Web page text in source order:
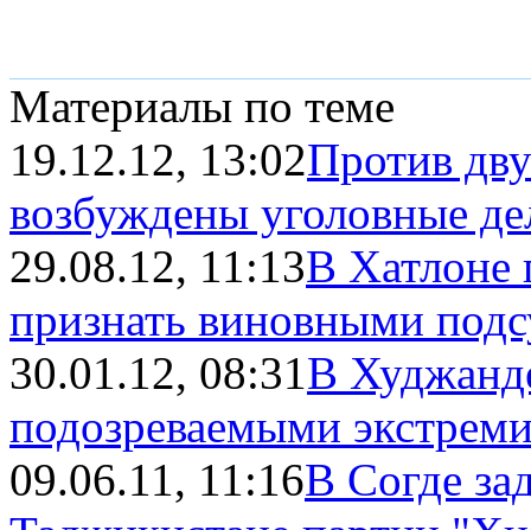
Материалы по теме
19.12.12, 13:02Против
возбуждены уголовные
29.08.12, 11:13В Хатлоне
признать виновными
30.01.12, 08:31В
подозреваемыми
09.06.11, 11:16В Согде